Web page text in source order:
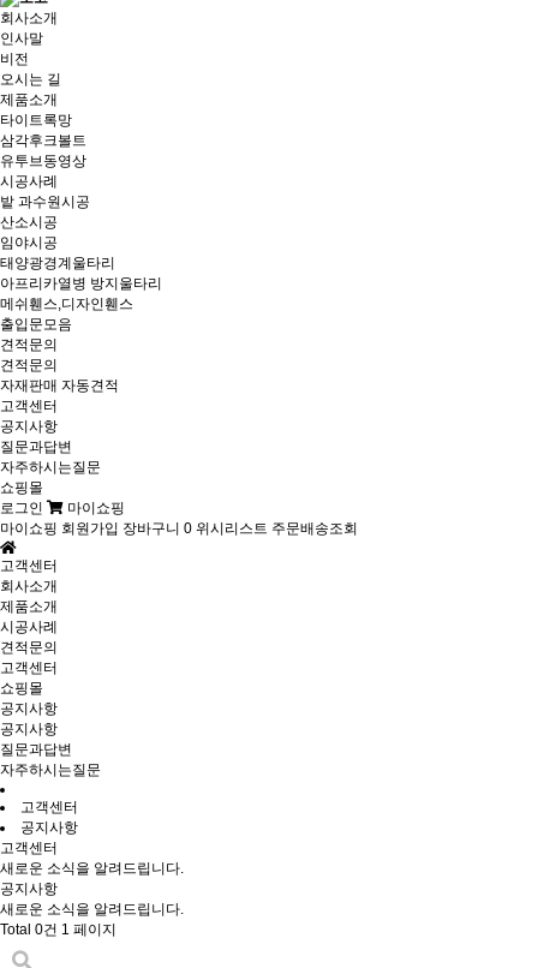
회사소개
인사말
비전
오시는 길
제품소개
타이트록망
삼각후크볼트
유투브동영상
시공사례
밭 과수원시공
산소시공
임야시공
태양광경계울타리
아프리카열병 방지울타리
메쉬휀스,디자인휀스
출입문모음
견적문의
견적문의
자재판매 자동견적
고객센터
공지사항
질문과답변
자주하시는질문
쇼핑몰
로그인
마이쇼핑
마이쇼핑 회원가입 장바구니 0 위시리스트 주문배송조회
고객센터
회사소개
제품소개
시공사례
견적문의
고객센터
쇼핑몰
공지사항
공지사항
질문과답변
자주하시는질문
고객센터
공지사항
고객센터
새로운 소식을 알려드립니다.
공지사항
새로운 소식을 알려드립니다.
Total 0건 1 페이지